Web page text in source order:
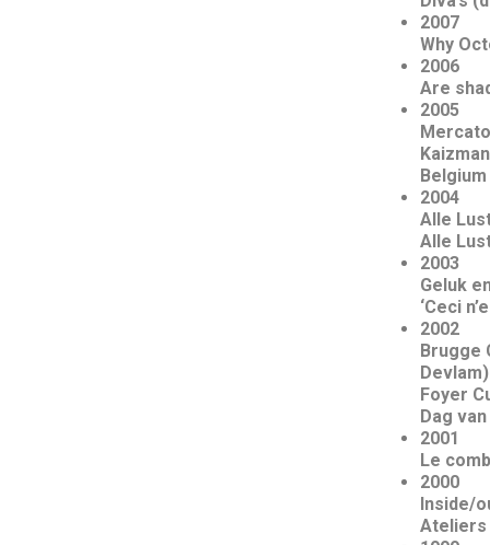
2007
Why
2006
Are
2005
2004
Alle
Alle
2003
Geluk
‘Ceci
2002
Brugge
Devlam)
Foyer
Dag
2001
Le
2000
Inside/
Ateliers